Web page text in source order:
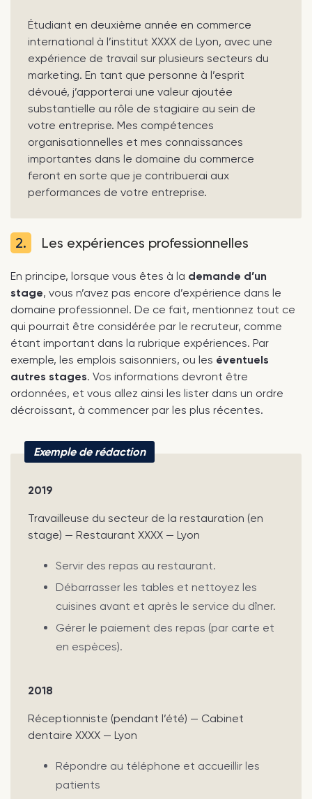
Étudiant en deuxième année en commerce
international à l’institut XXXX de Lyon, avec une
expérience de travail sur plusieurs secteurs du
marketing. En tant que personne à l’esprit
dévoué, j’apporterai une valeur ajoutée
substantielle au rôle de stagiaire au sein de
votre entreprise. Mes compétences
organisationnelles et mes connaissances
importantes dans le domaine du commerce
feront en sorte que je contribuerai aux
performances de votre entreprise.
2. Les expériences professionnelles
En principe, lorsque vous êtes à la demande d’un
stage, vous n’avez pas encore d’expérience dans le
domaine professionnel. De ce fait, mentionnez tout ce
qui pourrait être considérée par le recruteur, comme
étant important dans la rubrique expériences. Par
exemple, les emplois saisonniers, ou les éventuels
autres stages. Vos informations devront être
ordonnées, et vous allez ainsi les lister dans un ordre
décroissant, à commencer par les plus récentes.
Exemple de rédaction
2019
Travailleuse du secteur de la restauration (en
stage) — Restaurant XXXX — Lyon
Servir des repas au restaurant.
Débarrasser les tables et nettoyez les
cuisines avant et après le service du dîner.
Gérer le paiement des repas (par carte et
en espèces).
2018
Réceptionniste (pendant l’été) — Cabinet
dentaire XXXX — Lyon
Répondre au téléphone et accueillir les
patients